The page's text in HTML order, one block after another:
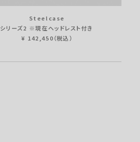
Steelcase
シリーズ2 ※現在ヘッドレスト付き
¥ 142,450（税込）